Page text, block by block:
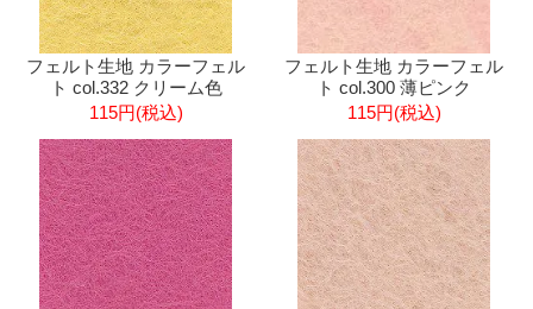
フェルト生地 カラーフェル
ト col.332 クリーム色
115円(税込)
フェルト生地 カラーフェル
ト col.300 薄ピンク
115円(税込)